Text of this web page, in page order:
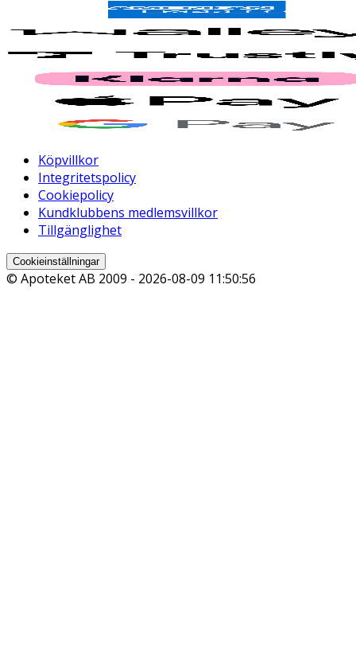
Köpvillkor
Integritetspolicy
Cookiepolicy
Kundklubbens medlemsvillkor
Tillgänglighet
Cookieinställningar
© Apoteket AB 2009 - 2026-08-09 11:50:56